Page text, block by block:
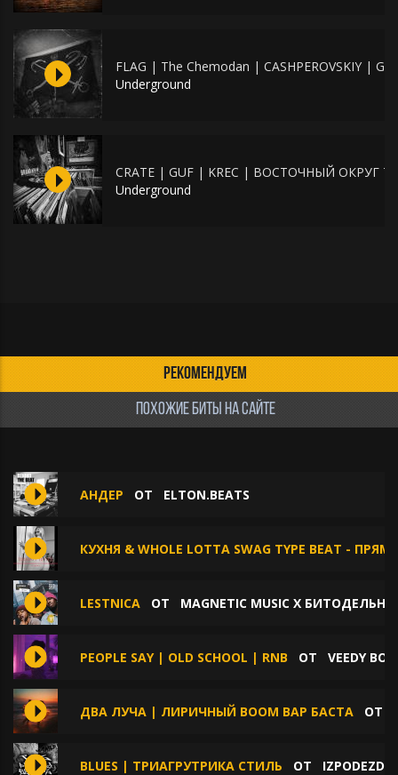
FLAG | The Chemodan | CASHPEROVSKIY |
Underground
CRATE | GUF | KREC | ВОСТОЧНЫЙ ОКРУГ
Underground
РЕКОМЕНДУЕМ
ПОХОЖИЕ БИТЫ НА САЙТЕ
АНДЕР ОТ ELTON.BEATS
КУХНЯ & WHOLE LOTTA SWAG TYPE BEAT -
LESTNICA ОТ MAGNETIC MUSIC X БИТОДЕЛЬНЯ
PEOPLE SAY | OLD SCHOOL | RNB ОТ VEEDY BOY
ДВА ЛУЧА | ЛИРИЧНЫЙ BOOM BAP БАСТА ОТ
BLUES | ТРИАГРУТРИКА СТИЛЬ ОТ